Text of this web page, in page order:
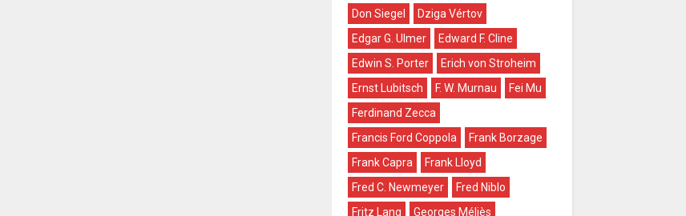
Don Siegel
Dziga Vértov
Edgar G. Ulmer
Edward F. Cline
Edwin S. Porter
Erich von Stroheim
Ernst Lubitsch
F. W. Murnau
Fei Mu
Ferdinand Zecca
Francis Ford Coppola
Frank Borzage
Frank Capra
Frank Lloyd
Fred C. Newmeyer
Fred Niblo
Fritz Lang
Georges Méliès